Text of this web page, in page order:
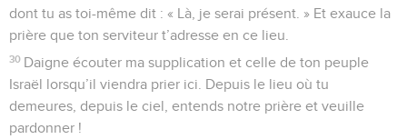
dont tu as toi-même dit : « Là, je serai présent. » Et exauce la
prière que ton serviteur t’adresse en ce lieu.
30 Daigne écouter ma supplication et celle de ton peuple
Israël lorsqu’il viendra prier ici. Depuis le lieu où tu
demeures, depuis le ciel, entends notre prière et veuille
pardonner !